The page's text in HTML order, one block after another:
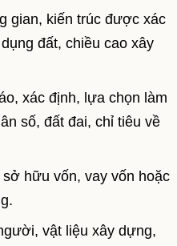
gian, kiến trúc được xác
đất, chiều cao xây
xác định, lựa chọn làm
số, đất đai, chỉ tiêu về
hữu vốn, vay vốn hoặc
vật liệu xây dựng,